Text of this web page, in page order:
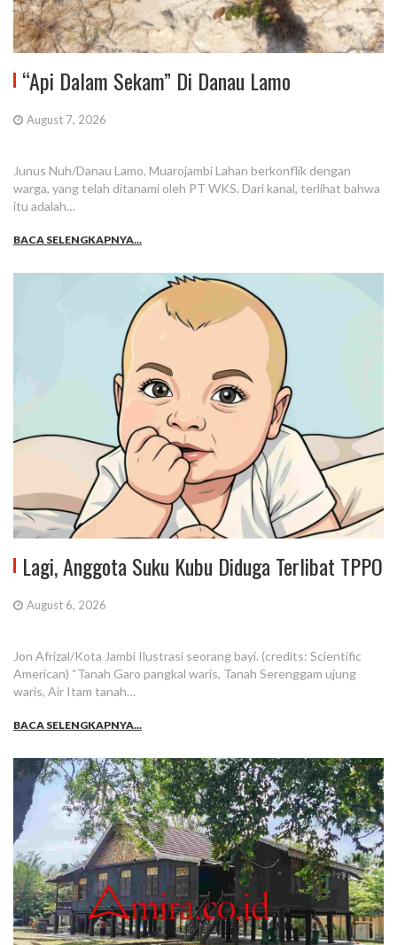
“Api Dalam Sekam” Di Danau Lamo
August 7, 2026
Junus Nuh/Danau Lamo, Muarojambi Lahan berkonflik dengan
warga, yang telah ditanami oleh PT WKS. Dari kanal, terlihat bahwa
itu adalah…
BACA SELENGKAPNYA...
Lagi, Anggota Suku Kubu Diduga Terlibat TPPO
August 6, 2026
Jon Afrizal/Kota Jambi Ilustrasi seorang bayi. (credits: Scientific
American) “Tanah Garo pangkal waris, Tanah Serenggam ujung
waris, Air Itam tanah…
BACA SELENGKAPNYA...